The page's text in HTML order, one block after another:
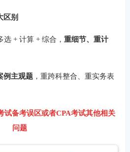
区别
+ 计算 + 综合， 重细节、重计
例主观题，重跨科整合、重实务表
试备考误区或者CPA考试其他相关
问题